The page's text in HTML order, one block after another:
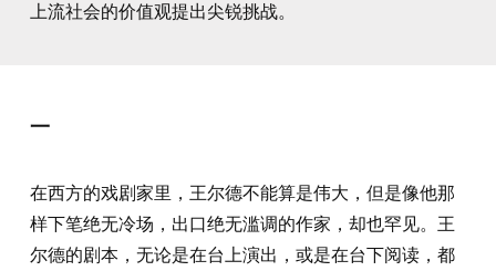
上流社会的价值观提出尖锐挑战。
一
在西方的戏剧家里，王尔德不能算是伟大，但是像他那
样下笔绝无冷场，出口绝无滥调的作家，却也罕见。王
尔德的剧本，无论是在台上演出，或是在台下阅读，都